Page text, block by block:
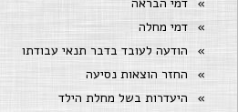
דמי מחלה
הודעה לעובד בדבר תנאי עבודתו
החזר הוצאות נסיעה
היעדרות בשל מחלת הילד